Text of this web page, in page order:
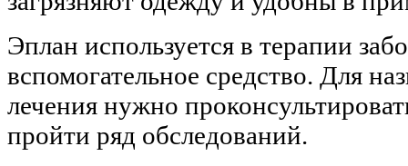
Эплан используется в терапии
вспомогательное средство. Для
лечения нужно
пройти ряд обследований.